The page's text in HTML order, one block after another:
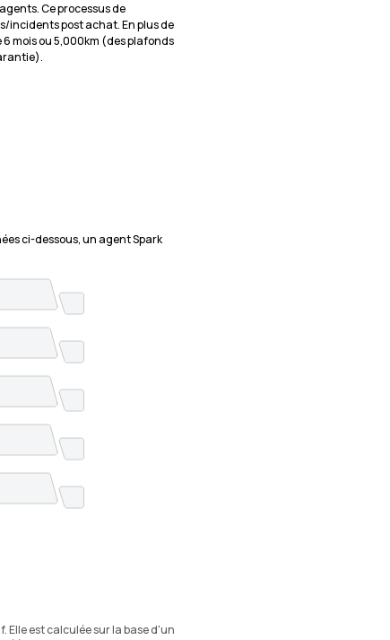
Ce processus de
incidents post achat. En plus de
mois ou 5,000km (des plafonds
ci-dessous, un agent Spark
est calculée sur la base d'un